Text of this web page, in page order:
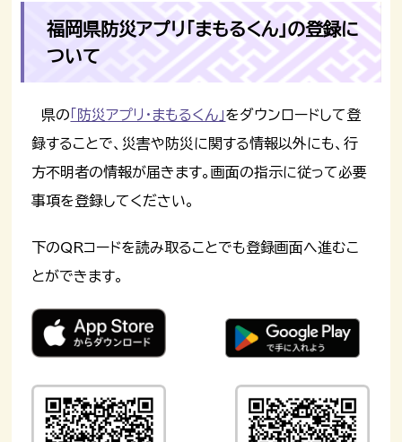
福岡県防災アプリ「まもるくん」の登録に
ついて
県の 「防災アプリ・まもるくん」をダウンロードして登
録することで、災害や防災に関する情報以外にも、行
方不明者の情報が届きます。画面の指示に従って必要
事項を登録してください。
下のQRコードを読み取ることでも登録画面へ進むこ
とができます。